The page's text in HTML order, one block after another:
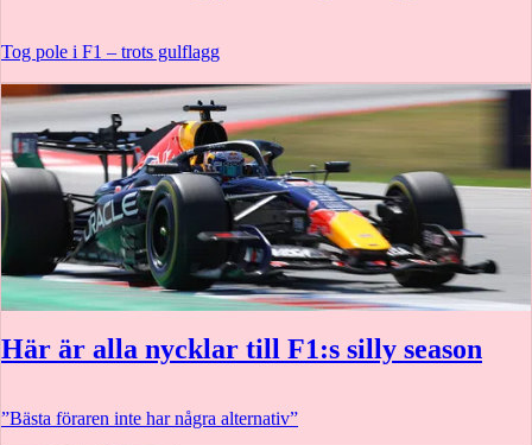
Tog pole i F1 – trots gulflagg
Här är alla nycklar till F1:s silly season
”Bästa föraren inte har några alternativ”